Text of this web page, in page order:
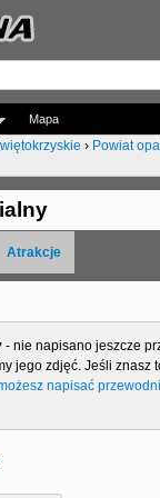
Jump to navigation
Mapa
› Powiat
Atrakcje
- nie napisano jeszcze
jego zdjęć. Jeśli znasz
napisać